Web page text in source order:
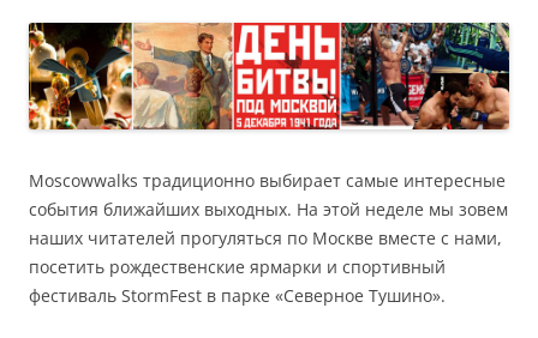
Moscowwalks традиционно выбирает самые интересные
события ближайших выходных. На этой неделе мы зовем
наших читателей прогуляться по Москве вместе с нами,
посетить рождественские ярмарки и спортивный
фестиваль StormFest в парке «Северное Тушино».